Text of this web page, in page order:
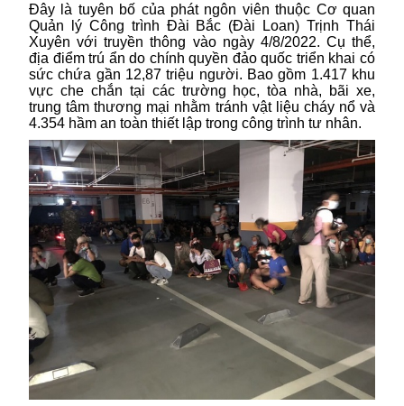
Đây là tuyên bố của phát ngôn viên thuộc Cơ quan
Quản lý Công trình Đài Bắc (Đài Loan) Trịnh Thái
Xuyên với truyền thông vào ngày 4/8/2022. Cụ thể,
địa điểm trú ẩn do chính quyền đảo quốc triển khai có
sức chứa gần 12,87 triệu người. Bao gồm 1.417 khu
vực che chắn tại các trường học, tòa nhà, bãi xe,
trung tâm thương mại nhằm tránh vật liệu cháy nổ và
4.354 hầm an toàn thiết lập trong công trình tư nhân.